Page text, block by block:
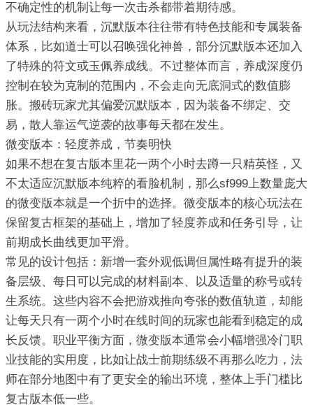
不确定性的机制让每一次击杀都带着期待感。
从玩法结构来看，沉默版本往往带有特色技能和专属装备
体系，比如道士可以召唤强化神兽，部分沉默版本还加入
了特殊的符文或玉佩养成线。不过整体而言，养成深度仍
控制在较为克制的范围内，不会走向无底洞式的数值膨
胀。搬砖玩家尤其偏爱沉默版本，因为装备不绑定、交
易，散人靠运气逆袭的故事每天都在发生。
微变版本：轻度养成，节奏明快
如果不想在复古版本里花一两个小时去蹲一只精英怪，又
不太适应沉默版本纯粹的看脸机制，那么sf999上数量庞大
的微变版本就是一个折中的选择。微变版本的核心玩法在
保留复古框架的基础上，增加了轻度养成和任务引导，让
前期成长曲线更加平滑。
常见的设计包括：新增一套外观低调但属性略有提升的装
备层级、每日可以完成的材料副本、以及适量的称号或转
生系统。这些内容不会把游戏推向夸张的数值轨道，却能
让每天只有一两个小时在线时间的玩家也能看到稳定的成
长反馈。职业平衡方面，微变版本通常会小幅增强冷门职
业技能的实用度，比如让战士前期练级不再那么吃力，法
师在部分地图中有了更安全的输出环境，整体上手门槛比
复古版本低一些。